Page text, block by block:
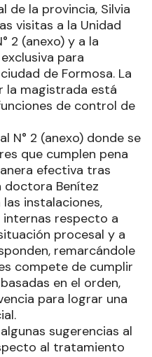
de la provincia, Silvia
visitas a la Unidad
2 (anexo) y a la
para
de Formosa. La
la magistrada está
de control de
N° 2 (anexo) donde se
que cumplen pena
efectiva tras
doctora Benítez
instalaciones,
respecto a
procesal y a
remarcándole
compete de cumplir
en el orden,
para lograr una
sugerencias al
al tratamiento